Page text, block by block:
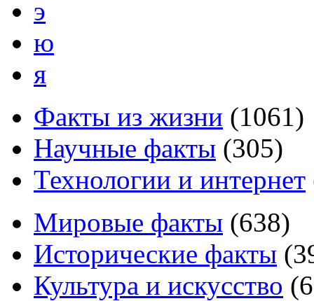
э
ю
я
Факты из жизни (1061)
Научные факты (305)
Технологии и интернет
Мировые факты (638)
Исторические факты (
Культура и искусство (